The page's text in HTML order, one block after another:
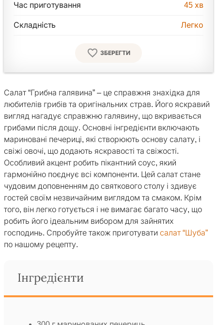
Час приготування 45 хв
Складність Легко
ЗБЕРЕГТИ
Салат “Грибна галявина” – це справжня знахідка для
любителів грибів та оригінальних страв. Його яскравий
вигляд нагадує справжню галявину, що вкривається
грибами після дощу. Основні інгредієнти включають
мариновані печериці, які створюють основу салату, і
свіжі овочі, що додають яскравості та свіжості.
Особливий акцент робить пікантний соус, який
гармонійно поєднує всі компоненти. Цей салат стане
чудовим доповненням до святкового столу і здивує
гостей своїм незвичайним виглядом та смаком. Крім
того, він легко готується і не вимагає багато часу, що
робить його ідеальним вибором для зайнятих
господинь. Спробуйте також приготувати салат “Шуба”
по нашому рецепту.
Інгредієнти